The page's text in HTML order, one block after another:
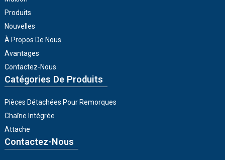
Produits
Nouvelles
À Propos De Nous
Avantages
Contactez-Nous
Catégories De Produits
Pièces Détachées Pour Remorques
Chaîne Intégrée
Attache
Contactez-Nous